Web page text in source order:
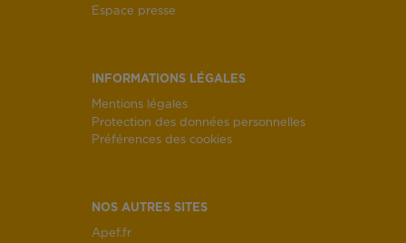
Espace presse
INFORMATIONS LÉGALES
Mentions légales
Protection des données personnelles
Préférences des cookies
NOS AUTRES SITES
Apef.fr